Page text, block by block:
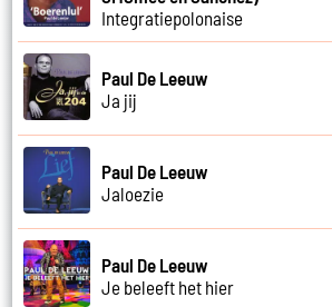
Integratiepolonaise
Paul De Leeuw
Ja jij
Paul De Leeuw
Jaloezie
Paul De Leeuw
Je beleeft het hier